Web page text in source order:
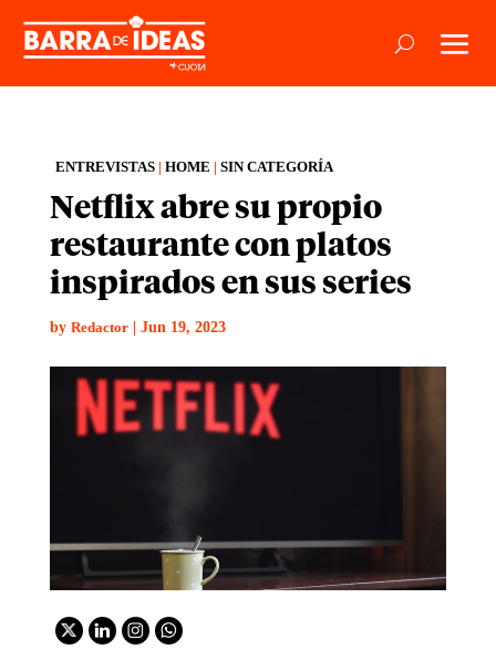
ENTREVISTAS| HOME SIN CATEGORÍA
Netflix abre su propio
restaurante con platos
inspirados en sus series
by Redactor| Jun 19, 2023